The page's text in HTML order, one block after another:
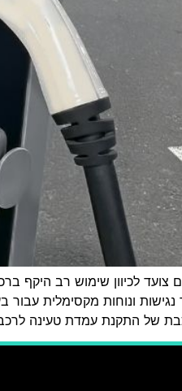
צועד לכיוון שימוש רב היקף
נגישות ונוחות מקסימלית
של התקנת עמדת טעינה